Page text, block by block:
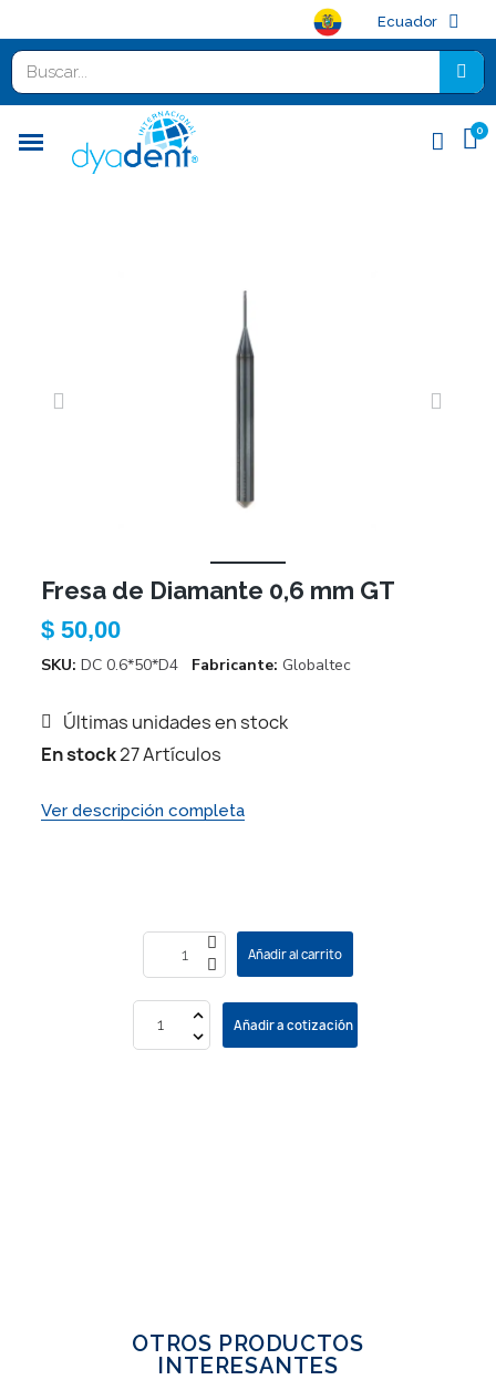
Ecuador
Fresa de Diamante 0,6 mm GT
SKU DC 0.6*50*D4 Fabricante Globaltec
$ 50,00
Últimas unidades en stock
En stock27 Artículos
Ver descripción completa
Añadir al carrito
Añadir a cotización
OTROS PRODUCTOS
INTERESANTES